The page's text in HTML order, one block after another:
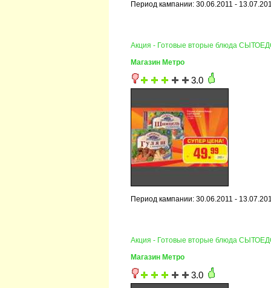
Период кампании: 30.06.2011 -
Акция - Готовые вторые блюда
Магазин Метро
3.0
Период кампании: 30.06.2011 -
Акция - Готовые вторые блюда
Магазин Метро
3.0